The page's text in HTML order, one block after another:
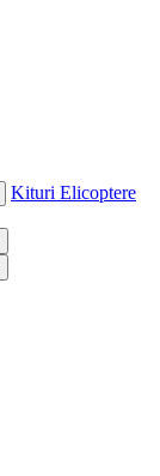
Kituri Elicoptere